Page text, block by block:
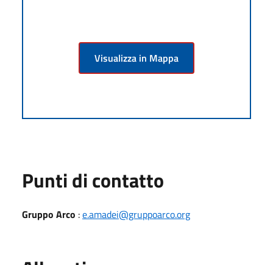
Visualizza in Mappa
Punti di contatto
Gruppo Arco :e.amadei@gruppoarco.org